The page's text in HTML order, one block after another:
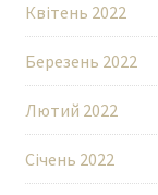
Квітень 2022
Березень 2022
Лютий 2022
Січень 2022